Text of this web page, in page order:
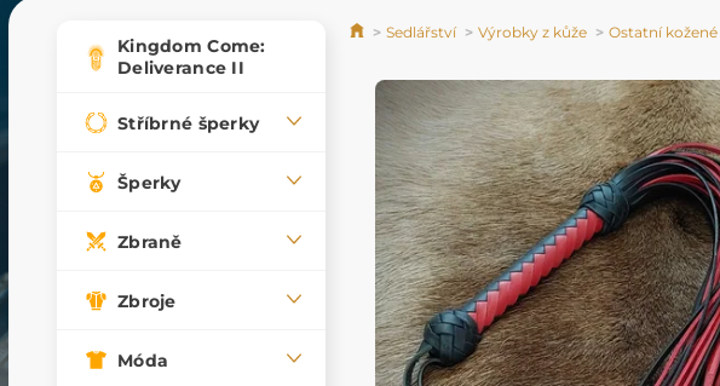
Kingdom Come:
Deliverance II
Stříbrné šperky
Šperky
Zbraně
Zbroje
Móda
Sedlářství Výrobky z kůže Ostatní